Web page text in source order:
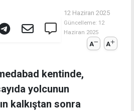
12 Haziran 2025
Güncelleme: 12
Haziran 2025
A A
kentinde,
yolcunun
kalkıştan sonra